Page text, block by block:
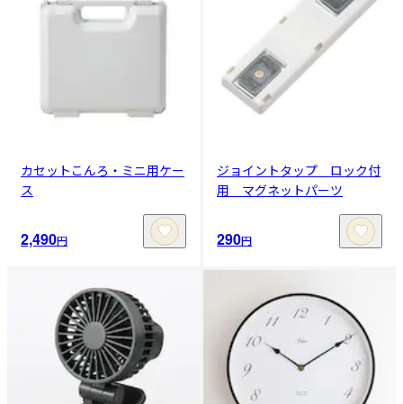
カセットこんろ・ミニ用ケー
ス
2,490円
ジョイントタップ ロック付
用 マグネットパーツ
290円